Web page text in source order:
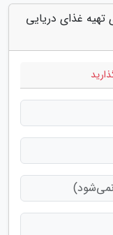
برای تهیه غذای دریایی